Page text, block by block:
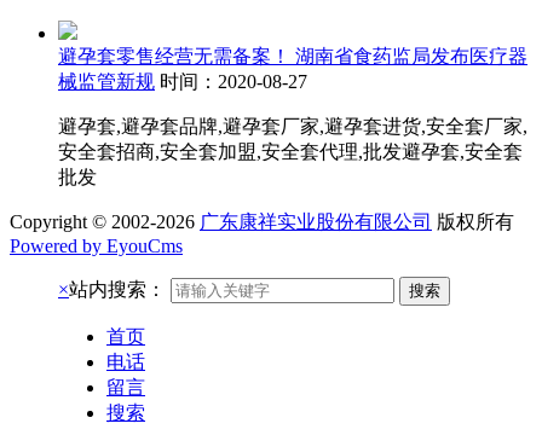
避孕套零售经营无需备案！ 湖南省食药监局发布医疗器
械监管新规 时间：2020-08-27
避孕套,避孕套品牌,避孕套厂家,避孕套进货,安全套厂家,
安全套招商,安全套加盟,安全套代理,批发避孕套,安全套
批发
Copyright © 2002-2026 广东康祥实业股份有限公司 版权所有
Powered by EyouCms
×站内搜索： 搜索
首页
电话
留言
搜索